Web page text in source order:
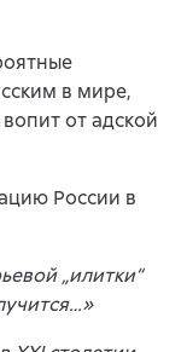
в мире,
от адской
России в
„илитки“